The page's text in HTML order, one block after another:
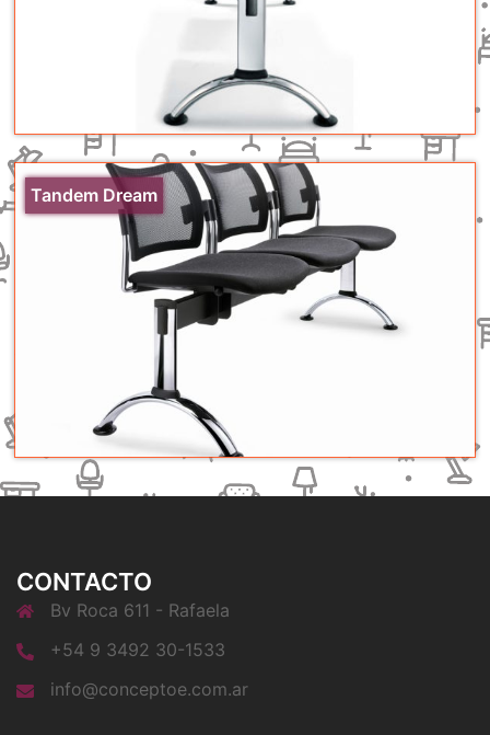
Tandem Dream
CONTACTO
Bv Roca 611 - Rafaela
+54 9 3492 30-1533
info@conceptoe.com.ar